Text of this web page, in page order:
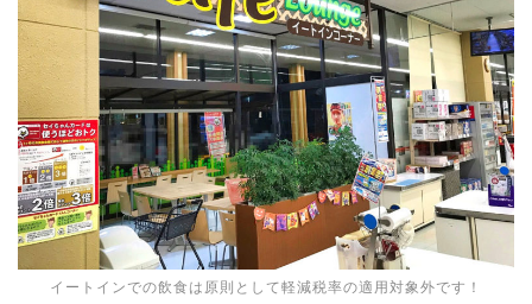
イートインでの飲食は原則として軽減税率の適用対象外です！